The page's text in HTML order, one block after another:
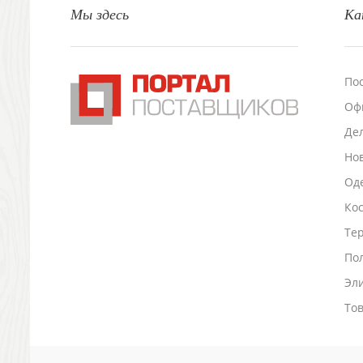
Подставки для визиток записок телефонов
Промо
Антистрессы
Мы здесь